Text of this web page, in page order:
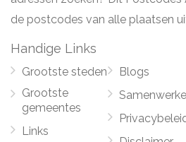
de postcodes van alle plaatsen
Handige Links
Grootste steden
Grootste
gemeentes
Links
Blogs